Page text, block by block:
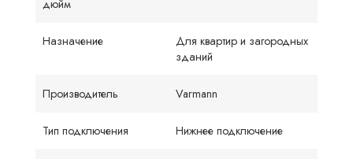
дюйм
Назначение
Для квартир и загородных
зданий
Производитель Varmann
Тип подключения Нижнее подключение